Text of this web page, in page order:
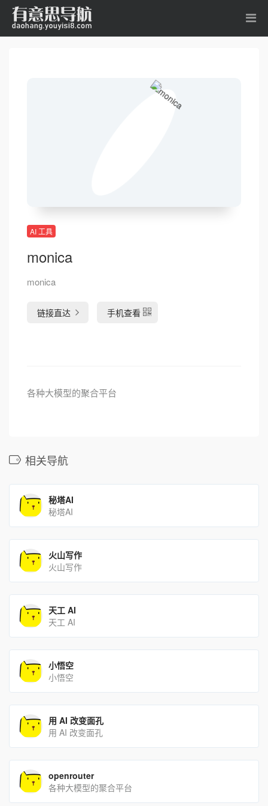
AI 工具
monica
monica
链接直达 手机查看
各种大模型的聚合平台
相关导航
秘塔AI
秘塔AI
火山写作
火山写作
天工 AI
天工 AI
小悟空
小悟空
用 AI 改变面孔
用 AI 改变面孔
openrouter
各种大模型的聚合平台